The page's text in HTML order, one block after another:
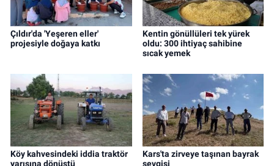
Çıldır'da 'Yeşeren eller'
projesiyle doğaya katkı
Kentin gönüllüleri tek yürek
oldu: 300 ihtiyaç sahibine
sıcak yemek
Köy kahvesindeki iddia traktör
yarışına dönüştü
Kars'ta zirveye taşınan bayrak
sevgisi